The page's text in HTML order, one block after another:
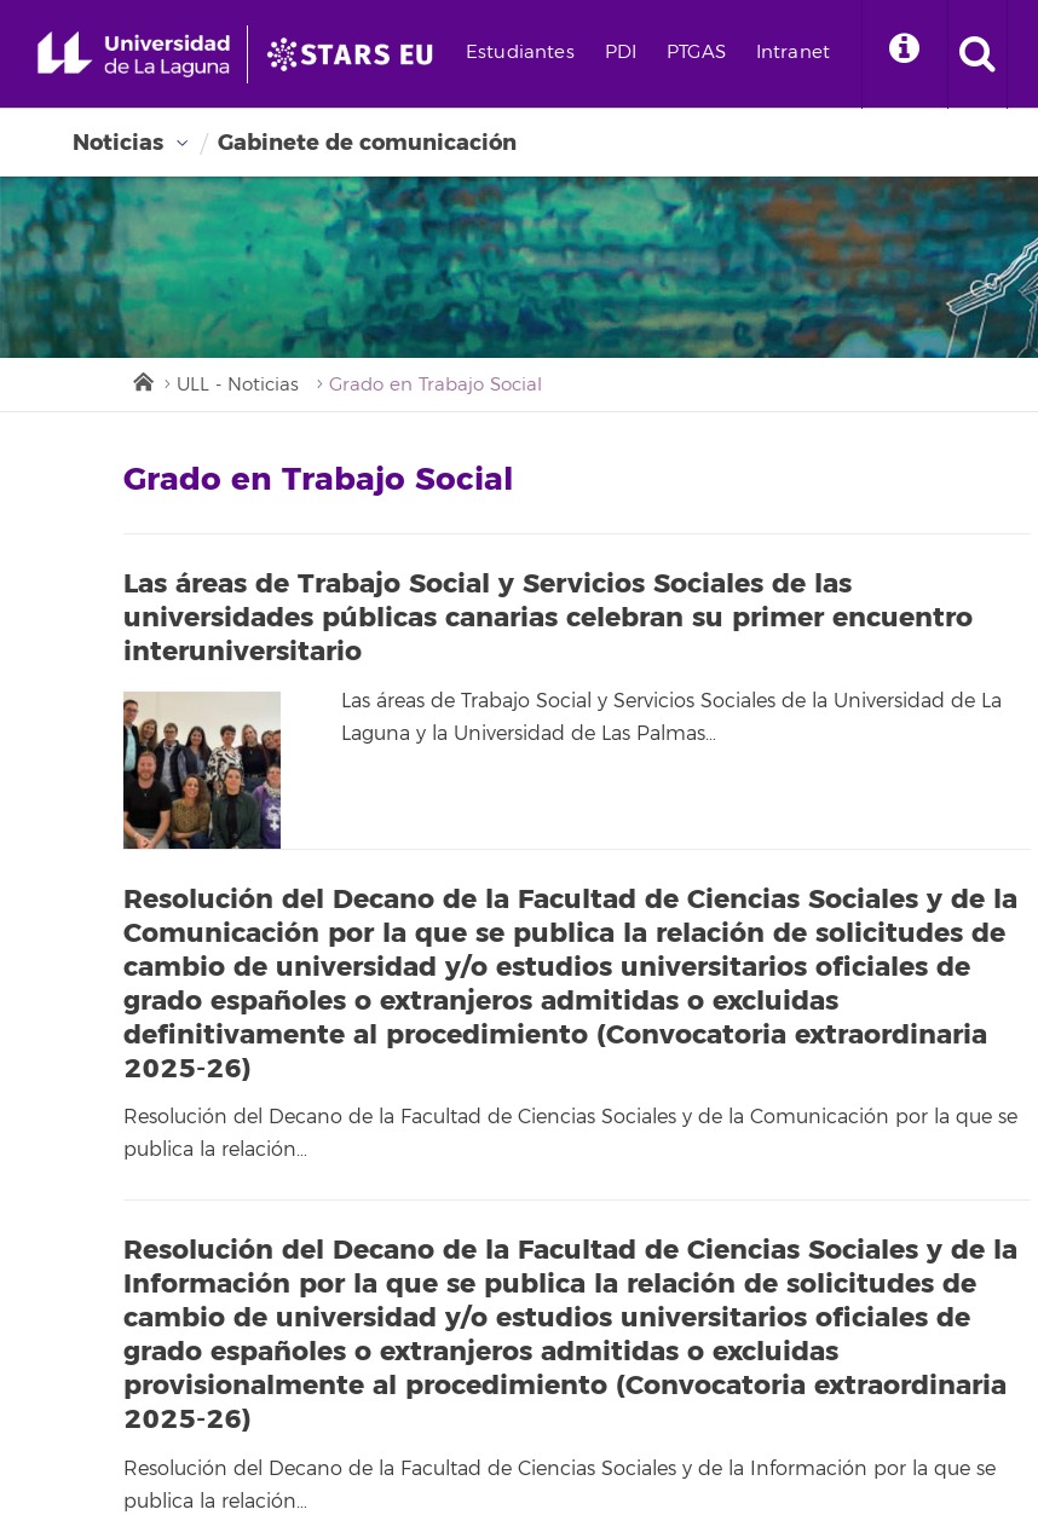
Estudiantes PDI PTGAS Intranet
Noticias Gabinete de comunicación
ULL - Noticias Grado en Trabajo Social
Grado en Trabajo Social
Las áreas de Trabajo Social y Servicios Sociales de las
universidades públicas canarias celebran su primer encuentro
interuniversitario
Las áreas de Trabajo Social y Servicios Sociales de la Universidad de La
Laguna y la Universidad de Las Palmas…
Resolución del Decano de la Facultad de Ciencias Sociales y de la
Comunicación por la que se publica la relación de solicitudes de
cambio de universidad y/o estudios universitarios oficiales de
grado españoles o extranjeros admitidas o excluidas
definitivamente al procedimiento (Convocatoria extraordinaria
2025-26)
Resolución del Decano de la Facultad de Ciencias Sociales y de la Comunicación por la que se
publica la relación…
Resolución del Decano de la Facultad de Ciencias Sociales y de la
Información por la que se publica la relación de solicitudes de
cambio de universidad y/o estudios universitarios oficiales de
grado españoles o extranjeros admitidas o excluidas
provisionalmente al procedimiento (Convocatoria extraordinaria
2025-26)
Resolución del Decano de la Facultad de Ciencias Sociales y de la Información por la que se
publica la relación…